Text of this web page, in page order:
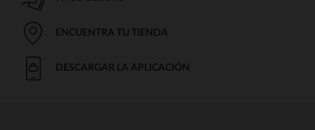
ENCUENTRA TU TIENDA
DESCARGAR LA APLICACIÓN